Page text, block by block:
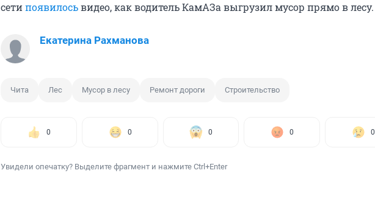
сетипоявилосьвидео, как водитель КамАЗа выгрузил мусор прямо в лесу.
Екатерина Рахманова
Чита Лес Мусор в лесу Ремонт дороги Строительство
0 0 0 0 0
Увидели опечатку? Выделите фрагмент и нажмите Ctrl+Enter